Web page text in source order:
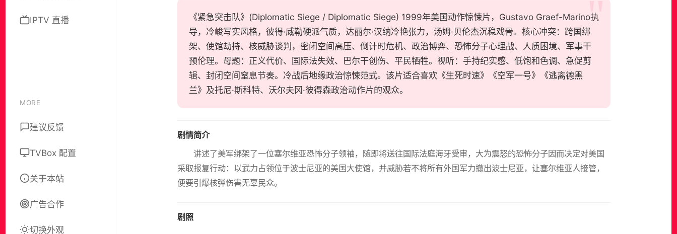
IPTV 直播
MORE
建议反馈
TVBox 配置
关于本站
广告合作
切换外观
《紧急突击队》(Diplomatic Siege / Diplomatic Siege) 1999年美国动作惊悚片，Gustavo Graef-Marino执
导，冷峻写实风格，彼得·威勒硬派气质，达丽尔·汉纳冷艳张力，汤姆·贝伦杰沉稳戏骨。核心冲突：跨国绑
架、使馆劫持、核威胁谈判，密闭空间高压、倒计时危机、政治博弈、恐怖分子心理战、人质困境、军事干
预伦理。母题：正义代价、国际法失效、巴尔干创伤、平民牺牲。视听：手持纪实感、低饱和色调、急促剪
辑、封闭空间窒息节奏。冷战后地缘政治惊悚范式。该片适合喜欢《生死时速》《空军一号》《逃离德黑
兰》及托尼·斯科特、沃尔夫冈·彼得森政治动作片的观众。
剧情简介
讲述了美军绑架了一位塞尔维亚恐怖分子领袖，随即将送往国际法庭海牙受审，大为震怒的恐怖分子因而决定对美国
采取报复行动：以武力占领位于波士尼亚的美国大使馆，并威胁若不将所有外国军力撤出波士尼亚，让塞尔维亚人接管，
便要引爆核弹伤害无辜民众。
剧照